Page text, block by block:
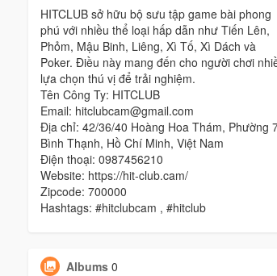
HITCLUB sở hữu bộ sưu tập game bài phong
phú với nhiều thể loại hấp dẫn như Tiến Lên,
Phỏm, Mậu Binh, Liêng, Xì Tố, Xì Dách và
Poker. Điều này mang đến cho người chơi
lựa chọn thú vị để trải nghiệm.
Tên Công Ty: HITCLUB
Email: hitclubcam@gmail.com
Địa chỉ: 42/36/40 Hoàng Hoa Thám, Phường
Bình Thạnh, Hồ Chí Minh, Việt Nam
Điện thoại: 0987456210
Website: https://hit-club.cam/
Zipcode: 700000
Hashtags: #hitclubcam , #hitclub
Albums 0